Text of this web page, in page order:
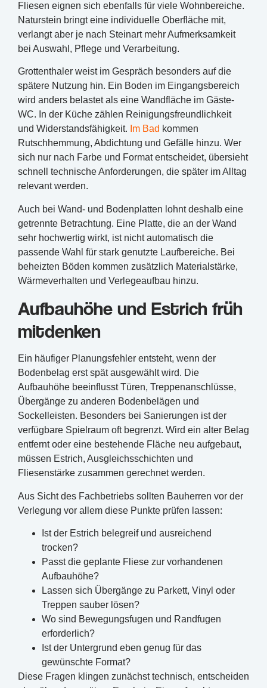
Fliesen eignen sich ebenfalls für viele Wohnbereiche.
Naturstein bringt eine individuelle Oberfläche mit,
verlangt aber je nach Steinart mehr Aufmerksamkeit
bei Auswahl, Pflege und Verarbeitung.
Grottenthaler weist im Gespräch besonders auf die
spätere Nutzung hin. Ein Boden im Eingangsbereich
wird anders belastet als eine Wandfläche im Gäste-
WC. In der Küche zählen Reinigungsfreundlichkeit
und Widerstandsfähigkeit. Im Bad kommen
Rutschhemmung, Abdichtung und Gefälle hinzu. Wer
sich nur nach Farbe und Format entscheidet, übersieht
schnell technische Anforderungen, die später im Alltag
relevant werden.
Auch bei Wand- und Bodenplatten lohnt deshalb eine
getrennte Betrachtung. Eine Platte, die an der Wand
sehr hochwertig wirkt, ist nicht automatisch die
passende Wahl für stark genutzte Laufbereiche. Bei
beheizten Böden kommen zusätzlich Materialstärke,
Wärmeverhalten und Verlegeaufbau hinzu.
Aufbauhöhe und Estrich früh
mitdenken
Ein häufiger Planungsfehler entsteht, wenn der
Bodenbelag erst spät ausgewählt wird. Die
Aufbauhöhe beeinflusst Türen, Treppenanschlüsse,
Übergänge zu anderen Bodenbelägen und
Sockelleisten. Besonders bei Sanierungen ist der
verfügbare Spielraum oft begrenzt. Wird ein alter Belag
entfernt oder eine bestehende Fläche neu aufgebaut,
müssen Estrich, Ausgleichsschichten und
Fliesenstärke zusammen gerechnet werden.
Aus Sicht des Fachbetriebs sollten Bauherren vor der
Verlegung vor allem diese Punkte prüfen lassen:
Ist der Estrich belegreif und ausreichend
trocken?
Passt die geplante Fliese zur vorhandenen
Aufbauhöhe?
Lassen sich Übergänge zu Parkett, Vinyl oder
Treppen sauber lösen?
Wo sind Bewegungsfugen und Randfugen
erforderlich?
Ist der Untergrund eben genug für das
gewünschte Format?
Diese Fragen klingen zunächst technisch, entscheiden